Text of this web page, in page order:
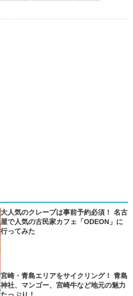
大人気のクレープは事前予約必須！ 名古
屋で人気の古民家カフェ「ODEON」に
行ってみた
宮崎・青島エリアをサイクリング！ 青島
神社、マンゴー、宮崎牛など地元の魅力